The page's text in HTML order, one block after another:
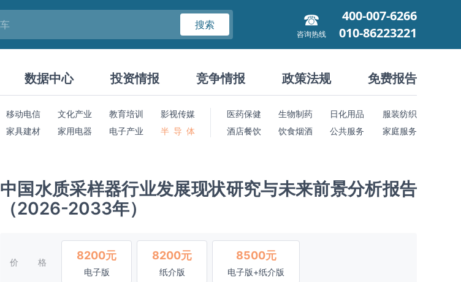
搜索
咨询热线
400-007-6266
010-86223221
数据中心 投资情报 竞争情报 政策法规 免费报告
移动电信 文化产业 教育培训
影视传媒
家具建材 家用电器 电子产业 半 导 体
医药保健 生物制药 日化用品
服装纺织
酒店餐饮
饮食烟酒 公共服务 家庭服务
中国水质采样器行业发展现状研究与未来前景分析报告
（2026-2033年）
价格
8200元
电子版
8200元
纸介版
8500元
电子版+纸介版